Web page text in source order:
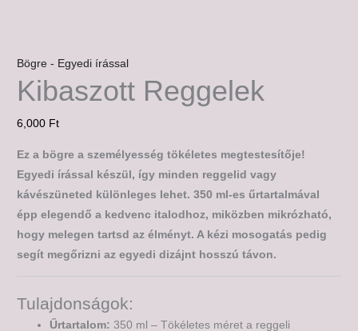
Bögre - Egyedi írással
Kibaszott Reggelek
6,000 Ft
Ez a bögre a személyesség tökéletes megtestesítője!
Egyedi írással készül, így minden reggelid vagy
kávészüneted különleges lehet. 350 ml-es űrtartalmával
épp elegendő a kedvenc italodhoz, miközben mikrózható,
hogy melegen tartsd az élményt. A kézi mosogatás pedig
segít megőrizni az egyedi dizájnt hosszú távon.
Tulajdonságok:
Űrtartalom: 350 ml – Tökéletes méret a reggeli